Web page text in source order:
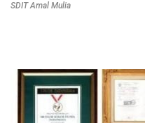
SDIT Amal Mulia